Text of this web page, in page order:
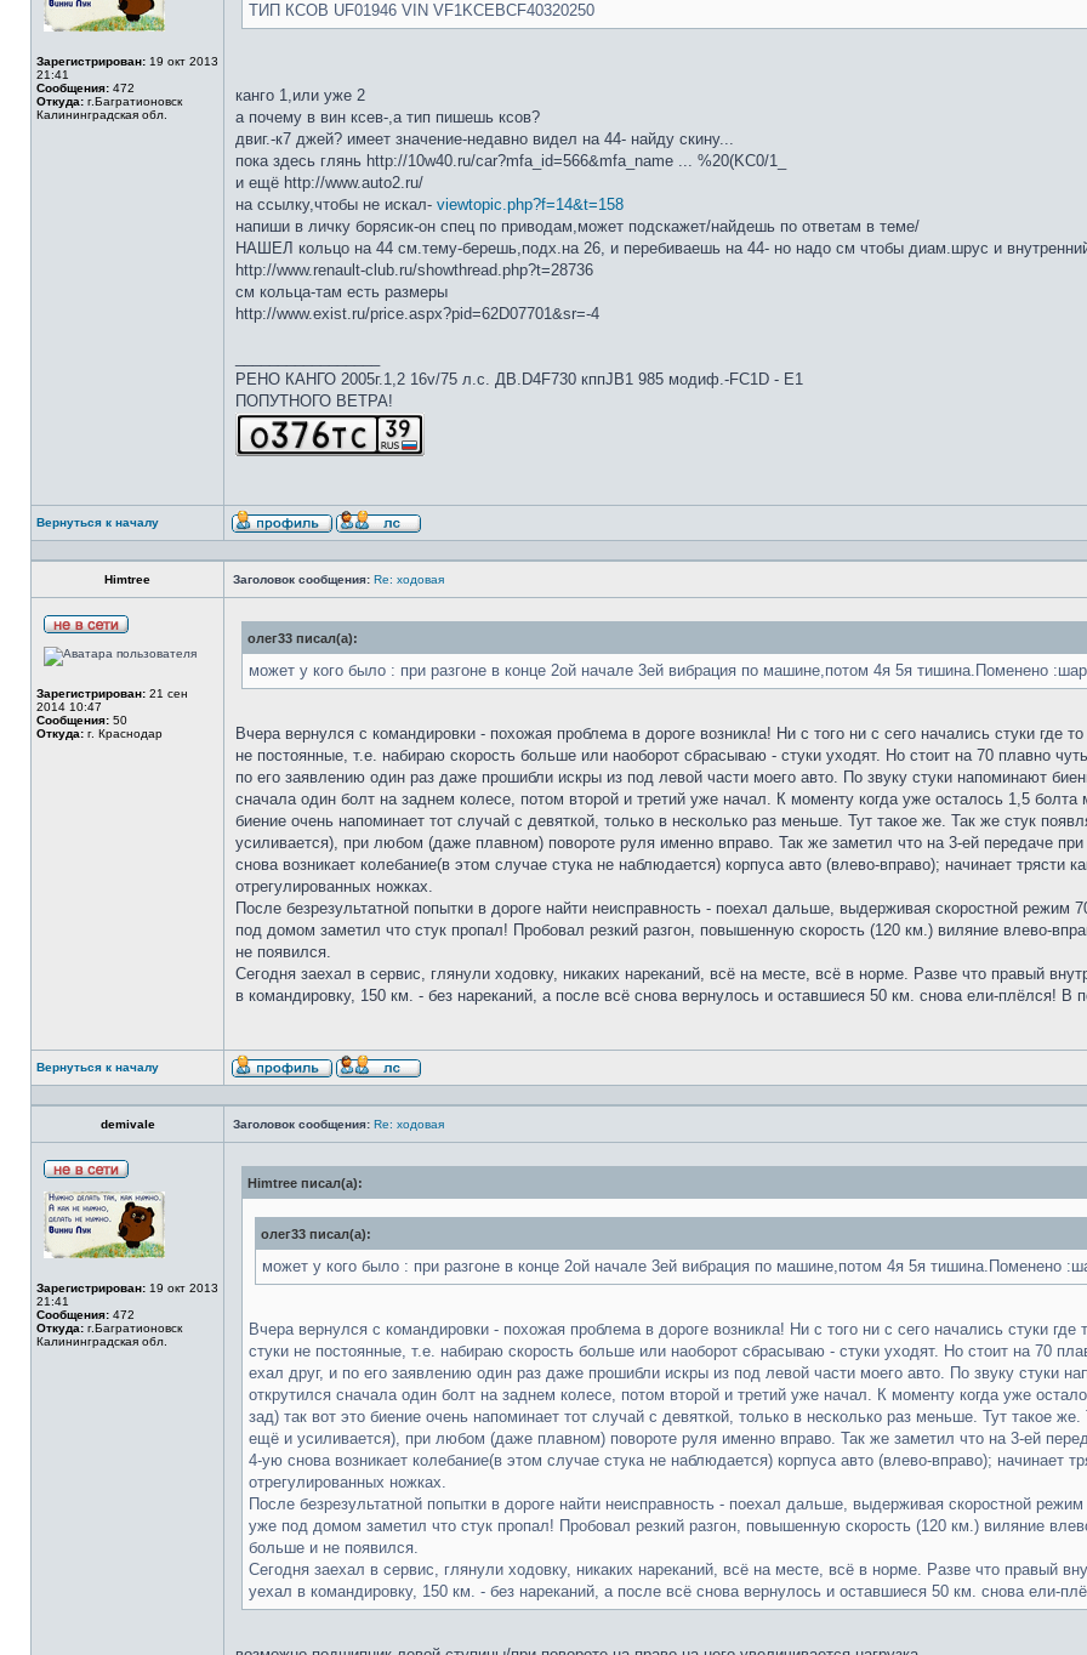
Зарегистрирован: 19 окт 2013
21:41
Сообщения: 472
Откуда: г.Багратионовск
Калининградская обл.
ТИП КСОВ UF01946 VIN VF1KCEBCF40320250
канго 1,или уже 2
а почему в вин ксев-,а тип пишешь ксов?
двиг.-к7 джей? имеет значение-недавно видел на 44- найду скину...
пока здесь глянь http://10w40.ru/car?mfa_id=566&mfa_name ... %20(KC0/1_
и ещё http://www.auto2.ru/
на ссылку,чтобы не искал- viewtopic.php?f=14&t=158
напиши в личку борясик-он спец по приводам,может подскажет/найдешь по ответам в теме/
НАШЕЛ кольцо на 44 см.тему-берешь,подх.на 26, и перебиваешь на 44- но надо см чтобы диам.шрус и
http://www.renault-club.ru/showthread.php?t=28736
см кольца-там есть размеры
http://www.exist.ru/price.aspx?pid=62D07701&sr=-4
РЕНО КАНГО 2005г.1,2 16v/75 л.с. ДВ.D4F730 кппJB1 985 модиф.-FC1D - E1
ПОПУТНОГО ВЕТРА!
Вернуться к началу
Himtree Заголовок сообщения: Re: ходовая
Зарегистрирован: 21 сен
2014 10:47
Сообщения: 50
Откуда: г. Краснодар
олег33 писал(а):
может у кого было : при разгоне в конце 2ой начале 3ей вибрация по машине,потом 4я 5я тишина.Поменено
Вчера вернулся с командировки - похожая проблема в дороге возникла! Ни с того ни с сего начались стуки где
не постоянные, т.е. набираю скорость больше или наоборот сбрасываю - стуки уходят. Но стоит на 70 плавно
по его заявлению один раз даже прошибли искры из под левой части моего авто. По звуку стуки напоминают
сначала один болт на заднем колесе, потом второй и третий уже начал. К моменту когда уже осталось 1,5
биение очень напоминает тот случай с девяткой, только в несколько раз меньше. Тут такое же. Так же стук
усиливается), при любом (даже плавном) повороте руля именно вправо. Так же заметил что на 3-ей передаче
снова возникает колебание(в этом случае стука не наблюдается) корпуса авто (влево-вправо); начинает
отрегулированных ножках.
После безрезультатной попытки в дороге найти неисправность - поехал дальше, выдерживая скоростной
под домом заметил что стук пропал! Пробовал резкий разгон, повышенную скорость (120 км.) виляние влево-
не появился.
Сегодня заехал в сервис, глянули ходовку, никаких нареканий, всё на месте, всё в норме. Разве что правый
в командировку, 150 км. - без нареканий, а после всё снова вернулось и оставшиеся 50 км. снова ели-плёлся! В
Вернуться к началу
demivale Заголовок сообщения: Re: ходовая
Зарегистрирован: 19 окт 2013
21:41
Сообщения: 472
Откуда: г.Багратионовск
Калининградская обл.
Himtree писал(а):
олег33 писал(а):
может у кого было : при разгоне в конце 2ой начале 3ей вибрация по машине,потом 4я 5я тишина.Поменено
Вчера вернулся с командировки - похожая проблема в дороге возникла! Ни с того ни с сего начались стуки
стуки не постоянные, т.е. набираю скорость больше или наоборот сбрасываю - стуки уходят. Но стоит на 70
ехал друг, и по его заявлению один раз даже прошибли искры из под левой части моего авто. По звуку стуки
открутился сначала один болт на заднем колесе, потом второй и третий уже начал. К моменту когда уже
зад) так вот это биение очень напоминает тот случай с девяткой, только в несколько раз меньше. Тут такое
ещё и усиливается), при любом (даже плавном) повороте руля именно вправо. Так же заметил что на 3-ей
4-ую снова возникает колебание(в этом случае стука не наблюдается) корпуса авто (влево-вправо);
отрегулированных ножках.
После безрезультатной попытки в дороге найти неисправность - поехал дальше, выдерживая скоростной
уже под домом заметил что стук пропал! Пробовал резкий разгон, повышенную скорость (120 км.) виляние
больше и не появился.
Сегодня заехал в сервис, глянули ходовку, никаких нареканий, всё на месте, всё в норме. Разве что правый
уехал в командировку, 150 км. - без нареканий, а после всё снова вернулось и оставшиеся 50 км. снова ели-